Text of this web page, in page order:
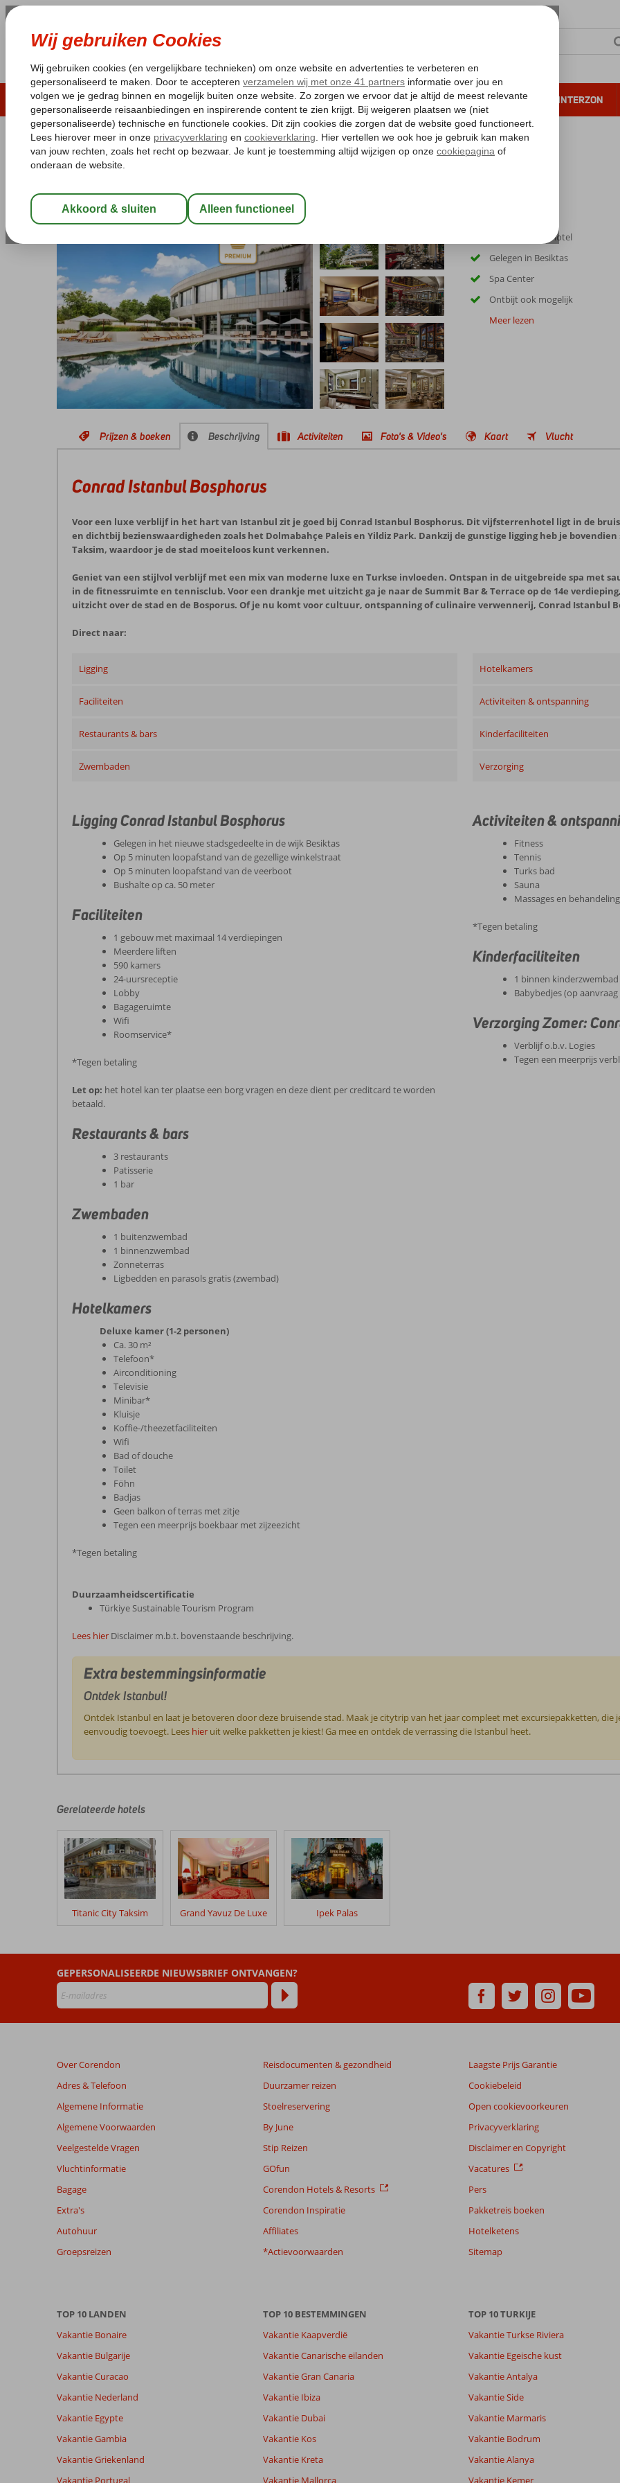
LAST MINUTE ZOMER 2026 ZONVAKANTIE VERRE REIZEN ALL INCLUSIVE WINTERZON
Pakketgarantie Laagsteprijsgarantie* Gratis annuleren*
Home
Turkije Istanbul
Conrad Istanbul Bosphorus
Logies Hotel
Luxe 5-sterren hotel
Gelegen in Besiktas
Spa Center
Ontbijt ook mogelijk
Meer lezen
Prijzen & boeken Beschrijving Activiteiten Foto's & Video's Kaart Vlucht
Conrad Istanbul Bosphorus
Voor een luxe verblijf in het hart van Istanbul zit je goed bij Conrad Istanbul Bosphorus. Dit vijfsterrenhotel ligt in de
en dichtbij bezienswaardigheden zoals het Dolmabahçe Paleis en Yildiz Park. Dankzij de gunstige ligging heb je
Taksim, waardoor je de stad moeiteloos kunt verkennen.
Geniet van een stijlvol verblijf met een mix van moderne luxe en Turkse invloeden. Ontspan in de uitgebreide spa met
in de fitnessruimte en tennisclub. Voor een drankje met uitzicht ga je naar de Summit Bar & Terrace op de 14e
uitzicht over de stad en de Bosporus. Of je nu komt voor cultuur, ontspanning of culinaire verwennerij, Conrad Istanbul
Direct naar:
Ligging
Faciliteiten
Restaurants & bars
Zwembaden
Hotelkamers
Activiteiten & ontspanning
Kinderfaciliteiten
Verzorging
Ligging Conrad Istanbul Bosphorus
Gelegen in het nieuwe stadsgedeelte in de wijk Besiktas
Op 5 minuten loopafstand van de gezellige winkelstraat
Op 5 minuten loopafstand van de veerboot
Bushalte op ca. 50 meter
Faciliteiten
1 gebouw met maximaal 14 verdiepingen
Meerdere liften
590 kamers
24-uursreceptie
Lobby
Bagageruimte
Wifi
Roomservice*
*Tegen betaling
Let op: het hotel kan ter plaatse een borg vragen en deze dient per creditcard te worden
betaald.
Restaurants & bars
3 restaurants
Patisserie
1 bar
Zwembaden
1 buitenzwembad
1 binnenzwembad
Zonneterras
Ligbedden en parasols gratis (zwembad)
Hotelkamers
Deluxe kamer (1-2 personen)
Ca. 30 m²
Telefoon*
Airconditioning
Televisie
Minibar*
Kluisje
Koffie-/theezetfaciliteiten
Wifi
Bad of douche
Toilet
Föhn
Badjas
Geen balkon of terras met zitje
Tegen een meerprijs boekbaar met zijzeezicht
*Tegen betaling
Activiteiten &
Fitness
Tennis
Turks bad
Sauna
Massages en
*Tegen betaling
Kinderfaciliteiten
1 binnen kinderzwembad
Babybedjes (op
Verzorging Zomer:
Verblijf o.b.v. Logies
Tegen een meerprijs
Duurzaamheidscertificatie
Türkiye Sustainable Tourism Program
Lees hier Disclaimer m.b.t. bovenstaande beschrijving.
Extra bestemmingsinformatie
Ontdek Istanbul!
Ontdek Istanbul en laat je betoveren door deze bruisende stad. Maak je citytrip van het jaar compleet met excursiepakketten, die
eenvoudig toevoegt. Lees hier uit welke pakketten je kiest! Ga mee en ontdek de verrassing die Istanbul heet.
door
klanten
geschreven
na
hun
verblijf
Conrad
Beoordelingen
die
ouder
zijn
maanden
worden
niet
meer
weergegeven
om
de
relevantie
van
Meer
beoordelingen.
Gerelateerde hotels
Titanic City Taksim Grand Yavuz De Luxe Ipek Palas
GEPERSONALISEERDE NIEUWSBRIEF ONTVANGEN?
Over Corendon
Adres & Telefoon
Algemene Informatie
Algemene Voorwaarden
Veelgestelde Vragen
Vluchtinformatie
Bagage
Extra's
Autohuur
Groepsreizen
Reisdocumenten & gezondheid
Duurzamer reizen
Stoelreservering
By June
Stip Reizen
GOfun
Corendon Hotels & Resorts
Corendon Inspiratie
Affiliates
*Actievoorwaarden
Laagste Prijs Garantie
Cookiebeleid
Open cookievoorkeuren
Privacyverklaring
Disclaimer en Copyright
Vacatures
Pers
Pakketreis boeken
Hotelketens
Sitemap
TOP 10 LANDEN
Vakantie Bonaire
Vakantie Bulgarije
Vakantie Curacao
Vakantie Nederland
Vakantie Egypte
Vakantie Gambia
Vakantie Griekenland
Vakantie Portugal
TOP 10 BESTEMMINGEN
Vakantie Kaapverdië
Vakantie Canarische eilanden
Vakantie Gran Canaria
Vakantie Ibiza
Vakantie Dubai
Vakantie Kos
Vakantie Kreta
Vakantie Mallorca
TOP 10 TURKIJE
Vakantie Turkse Riviera
Vakantie Egeische kust
Vakantie Antalya
Vakantie Side
Vakantie Marmaris
Vakantie Bodrum
Vakantie Alanya
Vakantie Kemer